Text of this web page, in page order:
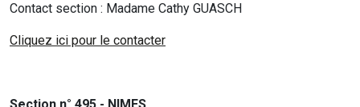
Contact section : Madame Cathy GUASCH
Cliquez ici pour le contacter